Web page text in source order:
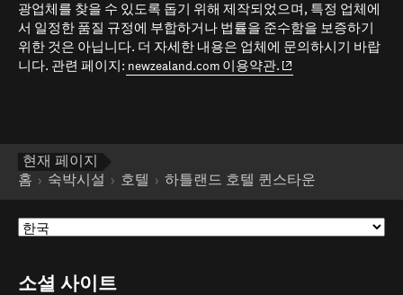
광업체를 찾을 수 있도록 돕기 위해 제작되었으며, 특정 업체에
서 일정한 품질 규정에 부합하거나 법률을 준수함을 보증하기
위한 것은 아닙니다. 더 자세한 내용은 업체에 문의하시기 바랍
니다. 관련 페이지: newzealand.com 이용약관. (opens in new window)
현재 페이지
홈
숙박시설 호텔 하틀랜드 호텔 퀸스타운
소셜 사이트